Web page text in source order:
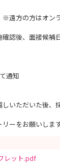
遠方の方はオン
認後、面接候補
通知
いただいた後、
ーをお願いします
レット.pdf